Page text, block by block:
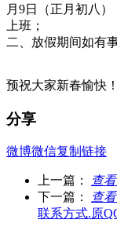
月9日（正月初八
上班；
二、放假期间如有
预祝大家新春愉快
分享
微博微信复制链接
上一篇： 查
下一篇：
查
联系方式.原